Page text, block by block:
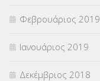
Φεβρουάριος 2019
Ιανουάριος 2019
Δεκέμβριος 2018